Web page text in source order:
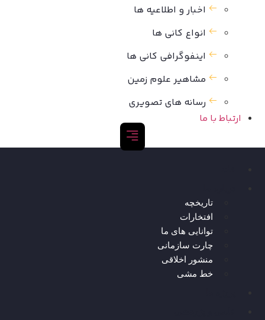
اخبار و اطلاعیه ها
انواع کانی ها
اینفوگرافی کانی ها
مشاهیر علوم زمین
رسانه های تصویری
ارتباط با ما
تاریخچه
افتخارات
توانایی های ما
چارت سازمانی
منشور اخلاقی
خط مشی